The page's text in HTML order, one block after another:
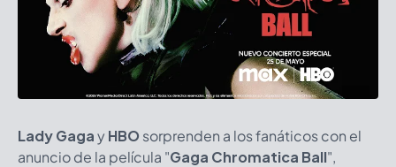
Lady GagayHBO sorprenden a los fanáticos con el
anuncio de la película "Gaga Chromatica Ball",